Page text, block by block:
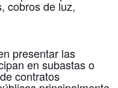
cobros de luz,
presentar las
en subastas o
contratos